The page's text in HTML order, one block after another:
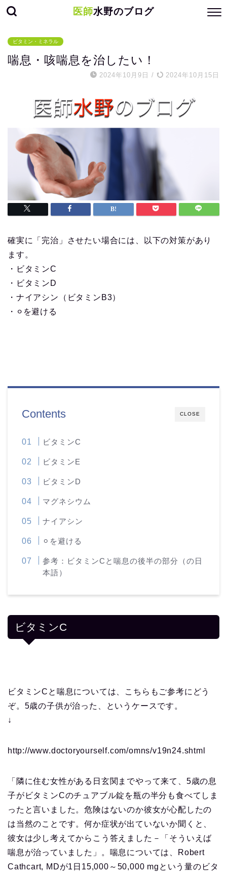
医師水野のブログ
ビタミン・ミネラル
喘息・咳喘息を治したい！
2024年10月9日 / 2024年10月15日
確実に「完治」させたい場合には、以下の対策があり
ます。
・ビタミンC
・ビタミンD
・ナイアシン（ビタミンB3）
・⚪︎を避ける
CLOSE
Contents
ビタミンC
ビタミンE
ビタミンD
マグネシウム
ナイアシン
⚪︎を避ける
参考：ビタミンCと喘息の後半の部分（の日
本語）
ビタミンC
ビタミンCと喘息については、こちらもご参考にどう
ぞ。5歳の子供が治った、というケースです。
↓
http://www.doctoryourself.com/omns/v19n24.shtml
「隣に住む女性がある日玄関までやって来て、5歳の息
子がビタミンCのチュアブル錠を瓶の半分も食べてしま
ったと言いました。危険はないのか彼女が心配したの
は当然のことです。何か症状が出ていないか聞くと、
彼女は少し考えてからこう答えました－「そういえば
喘息が治っていました」。喘息については、Robert
Cathcart, MDが1日15,000～50,000 mgという量のビタ